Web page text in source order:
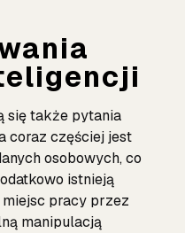
się także pytania
coraz częściej jest
osobowych, co
istnieją
pracy przez
manipulacją